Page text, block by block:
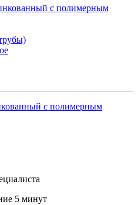
с полимерным
с полимерным
5 минут